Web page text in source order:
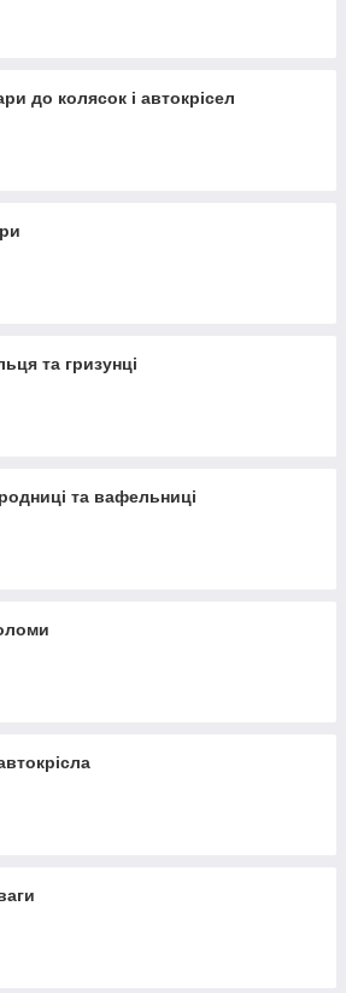
до колясок і автокрісел
та гризунці
та вафельниці